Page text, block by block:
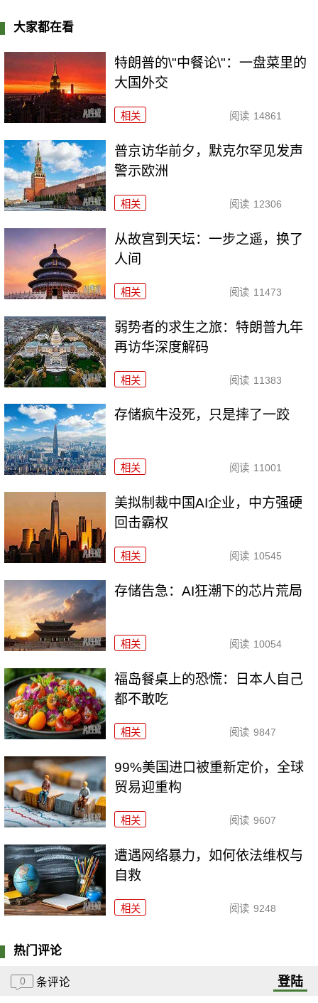
大家都在看
特朗普的\"中餐论\"：一盘菜里的
大国外交
相关 阅读 14861
普京访华前夕，默克尔罕见发声
警示欧洲
相关 阅读 12306
从故宫到天坛：一步之遥，换了
人间
相关 阅读 11473
弱势者的求生之旅：特朗普九年
再访华深度解码
相关 阅读 11383
存储疯牛没死，只是摔了一跤
相关 阅读 11001
美拟制裁中国AI企业，中方强硬
回击霸权
相关 阅读 10545
存储告急：AI狂潮下的芯片荒局
相关 阅读 10054
福岛餐桌上的恐慌：日本人自己
都不敢吃
相关 阅读 9847
99%美国进口被重新定价，全球
贸易迎重构
相关 阅读 9607
遭遇网络暴力，如何依法维权与
自救
相关 阅读 9248
热门评论
0 条评论 登陆